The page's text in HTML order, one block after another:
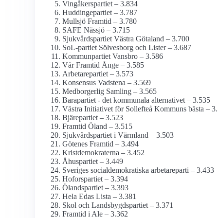
Vingåkerspartiet – 3.834
Huddingepartiet – 3.787
Mullsjö Framtid – 3.780
SAFE Nässjö – 3.715
Sjukvårdspartiet Västra Götaland – 3.700
SoL-partiet Sölvesborg och Lister – 3.687
Kommunpartiet Vansbro – 3.586
Vår Framtid Ånge – 3.585
Arbetarepartiet – 3.573
Konsensus Vadstena – 3.569
Medborgerlig Samling – 3.565
Barapartiet - det kommunala alternativet – 3.535
Västra Initiativet för Sollefteå Kommuns bästa –
Bjärepartiet – 3.523
Framtid Öland – 3.515
Sjukvårdspartiet i Värmland – 3.503
Götenes Framtid – 3.494
Kristdemokraterna – 3.452
Åhuspartiet – 3.449
Sveriges social­demokratiska arbetareparti – 3.433
Hoforspartiet – 3.394
Ölandspartiet – 3.393
Hela Edas Lista – 3.381
Skol och Landsbygdspartiet – 3.371
Framtid i Ale – 3.362